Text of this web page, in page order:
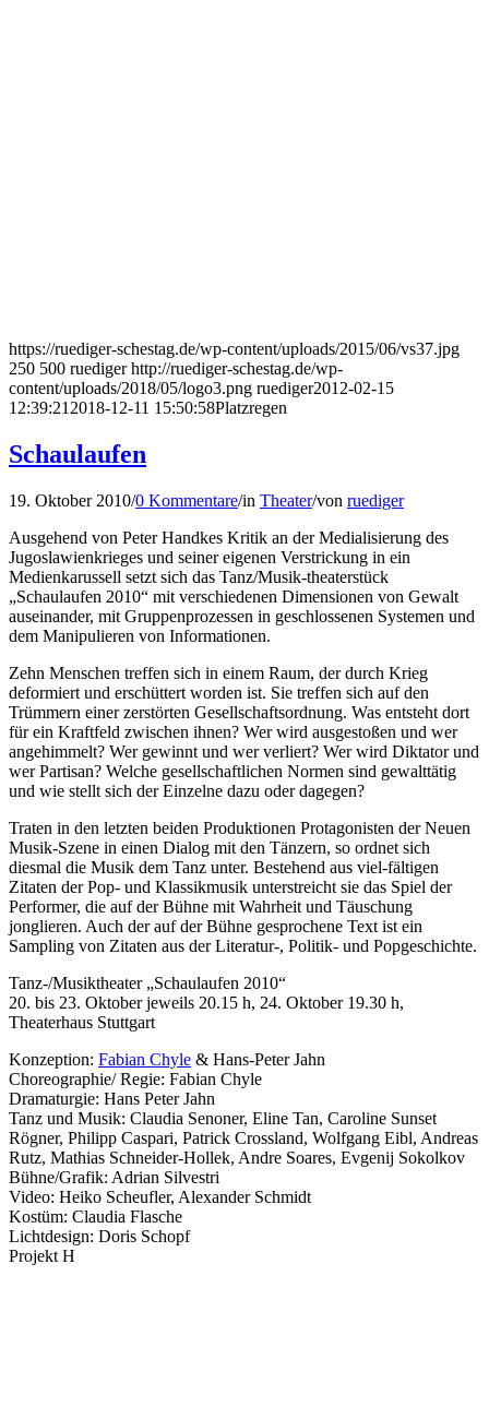
https://ruediger-schestag.de/wp-content/uploads/2015/06/vs37.jpg
250 500 ruediger http://ruediger-schestag.de/wp-
content/uploads/2018/05/logo3.png ruediger2012-02-15
12:39:21 2018-12-11 15:50:58Platzregen
Schaulaufen
19. Oktober 2010/0 Kommentare/in Theater/von ruediger
Ausgehend von Peter Handkes Kritik an der Medialisierung des
Jugoslawienkrieges und seiner eigenen Verstrickung in ein
Medienkarussell setzt sich das Tanz/Musik-theaterstück
„Schaulaufen 2010“ mit verschiedenen Dimensionen von Gewalt
auseinander, mit Gruppenprozessen in geschlossenen Systemen und
dem Manipulieren von Informationen.
Zehn Menschen treffen sich in einem Raum, der durch Krieg
deformiert und erschüttert worden ist. Sie treffen sich auf den
Trümmern einer zerstörten Gesellschaftsordnung. Was entsteht dort
für ein Kraftfeld zwischen ihnen? Wer wird ausgestoßen und wer
angehimmelt? Wer gewinnt und wer verliert? Wer wird Diktator und
wer Partisan? Welche gesellschaftlichen Normen sind gewalttätig
und wie stellt sich der Einzelne dazu oder dagegen?
Traten in den letzten beiden Produktionen Protagonisten der Neuen
Musik-Szene in einen Dialog mit den Tänzern, so ordnet sich
diesmal die Musik dem Tanz unter. Bestehend aus viel-fältigen
Zitaten der Pop- und Klassikmusik unterstreicht sie das Spiel der
Performer, die auf der Bühne mit Wahrheit und Täuschung
jonglieren. Auch der auf der Bühne gesprochene Text ist ein
Sampling von Zitaten aus der Literatur-, Politik- und Popgeschichte.
Tanz-/Musiktheater „Schaulaufen 2010“
20. bis 23. Oktober jeweils 20.15 h, 24. Oktober 19.30 h,
Theaterhaus Stuttgart
Konzeption: Fabian Chyle & Hans-Peter Jahn
Choreographie/ Regie: Fabian Chyle
Dramaturgie: Hans Peter Jahn
Tanz und Musik: Claudia Senoner, Eline Tan, Caroline Sunset
Rögner, Philipp Caspari, Patrick Crossland, Wolfgang Eibl, Andreas
Rutz, Mathias Schneider-Hollek, Andre Soares, Evgenij Sokolkov
Bühne/Grafik: Adrian Silvestri
Video: Heiko Scheufler, Alexander Schmidt
Kostüm: Claudia Flasche
Lichtdesign: Doris Schopf
Projekt H